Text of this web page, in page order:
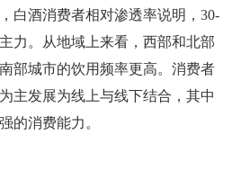
白酒消费者相对渗透率说明，30-
力。从地域上来看，西部和北部
部城市的饮用频率更高。消费者
主发展为线上与线下结合，其中
的消费能力。